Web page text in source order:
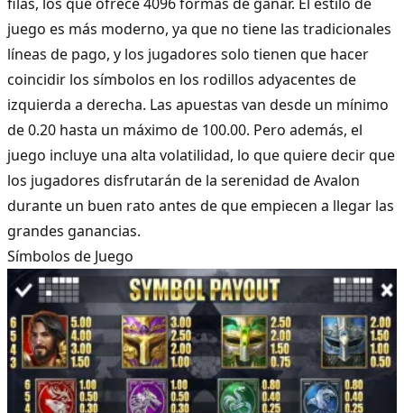
juego es más moderno, ya que no tiene las tradicionales
líneas de pago, y los jugadores solo tienen que hacer
coincidir los símbolos en los rodillos adyacentes de
izquierda a derecha. Las apuestas van desde un mínimo
de 0.20 hasta un máximo de 100.00. Pero además, el
juego incluye una alta volatilidad, lo que quiere decir que
los jugadores disfrutarán de la serenidad de Avalon
durante un buen rato antes de que empiecen a llegar las
grandes ganancias.
Símbolos de Juego